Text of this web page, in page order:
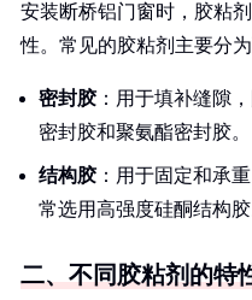
安装断桥铝门窗时，胶粘
性。常见的胶粘剂主要分为
密封胶：用于填补缝隙
密封胶和聚氨酯密封胶。
结构胶：用于固定和承
常选用高强度硅酮结构胶
二、不同胶粘剂的特